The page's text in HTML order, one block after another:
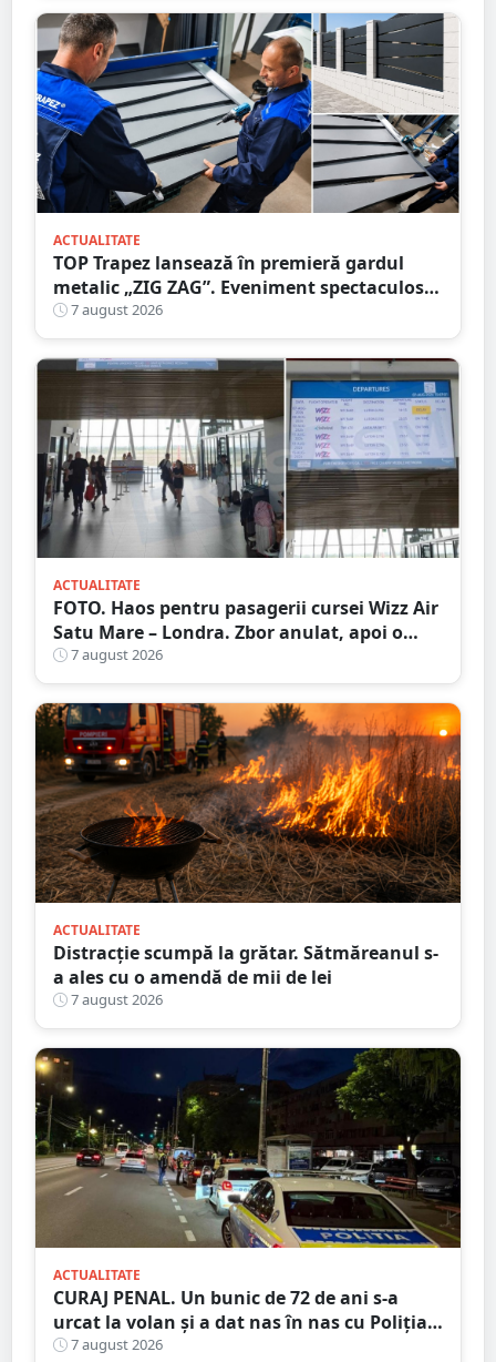
ACTUALITATE
TOP Trapez lansează în premieră gardul
metalic „ZIG ZAG”. Eveniment spectaculos
în Grădina Romei
7 august 2026
ACTUALITATE
FOTO. Haos pentru pasagerii cursei Wizz Air
Satu Mare – Londra. Zbor anulat, apoi o
nouă întârziere. Fără explicații clare
7 august 2026
ACTUALITATE
Distracție scumpă la grătar. Sătmăreanul s-
a ales cu o amendă de mii de lei
7 august 2026
ACTUALITATE
CURAJ PENAL. Un bunic de 72 de ani s-a
urcat la volan și a dat nas în nas cu Poliția
Satu Mare
7 august 2026